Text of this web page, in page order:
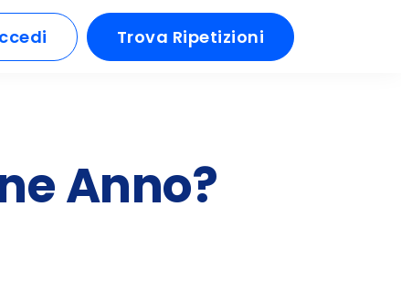
Trova Ripetizioni
Anno?